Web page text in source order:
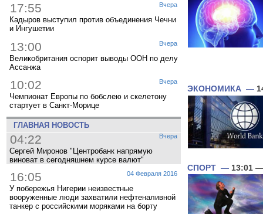
Вчера
17:55
Кадыров выступил против объединения Чечни
и Ингушетии
Вчера
13:00
Великобритания оспорит выводы ООН по делу
Ассанжа
Вчера
10:02
Чемпионат Европы по бобслею и скелетону
стартует в Санкт-Морице
ГЛАВНАЯ НОВОСТЬ
Вчера
04:22
Сергей Миронов "Центробанк напрямую
виноват в сегодняшнем курсе валют"
04 Февраля 2016
16:05
У побережья Нигерии неизвестные
вооруженные люди захватили нефтеналивной
танкер с российскими моряками на борту
ЭКОНОМИКА —
СПОРТ — 13:01 —